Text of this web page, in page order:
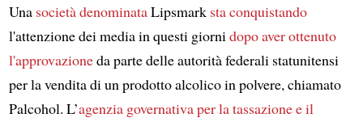
Una societàdenominataLipsmark sta conquistando
l'attenzione dei media in questi giornidopo aver ottenuto
l'approvazioneda parte delle autorità federali statunitensi
per la vendita di un prodotto alcolico in polvere, chiamato
Palcohol. L’agenzia governativa per la tassazione e il